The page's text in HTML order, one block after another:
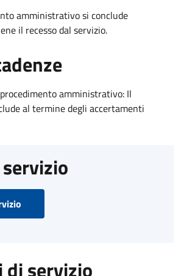
amministrativo si conclude
il recesso dal servizio.
amministrativo: Il
al termine degli accertamenti
di servizio